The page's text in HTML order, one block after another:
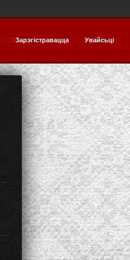
Зарэгістравацца Увайсьці